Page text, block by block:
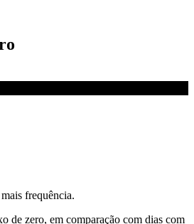
frequência.
de zero, em comparação com dias com